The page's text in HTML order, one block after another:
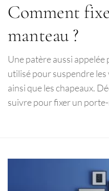
Comment
manteau ?
Une patère aussi
utilisé pour suspendre
ainsi que les chapeaux.
suivre pour fixer un